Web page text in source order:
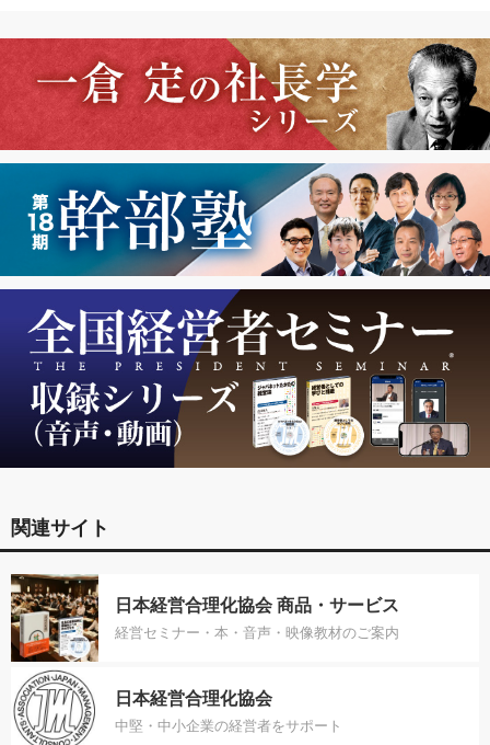
関連サイト
日本経営合理化協会 商品・サービス
経営セミナー・本・音声・映像教材のご案内
日本経営合理化協会
中堅・中小企業の経営者をサポート